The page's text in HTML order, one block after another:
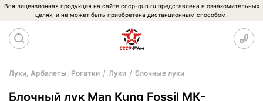
Вся лицензионная продукция на сайте cccp-gun.ru представлена в ознакомительных
целях, и не может быть приобретена дистанционным способом.
Луки, Арбалеты, Рогатки Луки Блочные луки
Блочный лук Man Kung Fossil MK-